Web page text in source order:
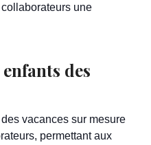
une
des
vacances sur mesure
permettant aux